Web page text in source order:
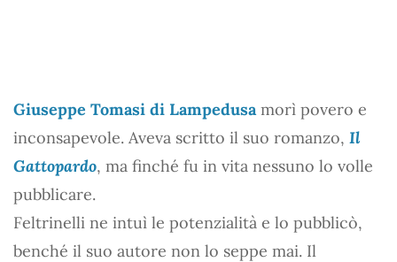
Giuseppe Tomasi di Lampedusamorì povero e
inconsapevole. Aveva scritto il suo romanzo, Il
Gattopardo, ma finché fu in vita nessuno lo volle
pubblicare.
Feltrinelli ne intuì le potenzialità e lo pubblicò,
benché il suo autore non lo seppe mai. Il